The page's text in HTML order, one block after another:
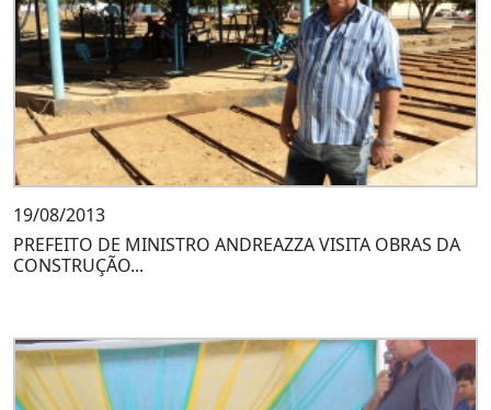
19/08/2013
PREFEITO DE MINISTRO ANDREAZZA VISITA OBRAS DA
CONSTRUÇÃO...